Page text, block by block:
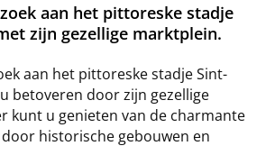
aan het pittoreske stadje
zijn gezellige marktplein.
aan het pittoreske stadje Sint-
betoveren door zijn gezellige
kunt u genieten van de charmante
historische gebouwen en